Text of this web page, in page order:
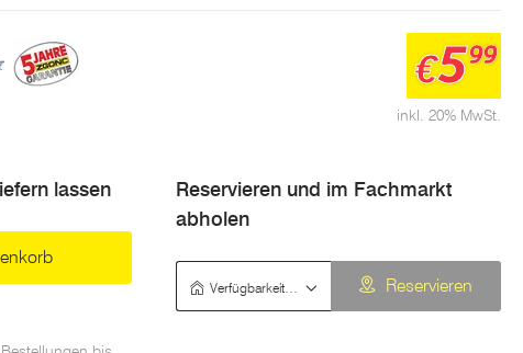
inkl. 20% MwSt.
€599
lassen
Reservieren und im Fachmarkt
abholen
Reservieren